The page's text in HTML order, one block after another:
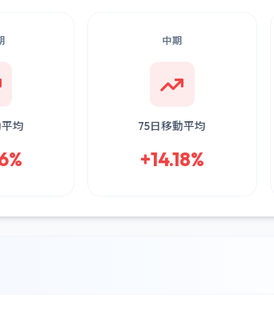
均
中期
75日移動平均
+14.18%